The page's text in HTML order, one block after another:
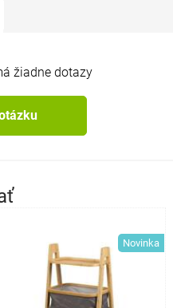
žiadne dotazy
Novinka